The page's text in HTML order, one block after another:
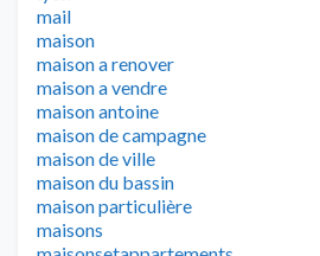
mail
maison
maison a renover
maison a vendre
maison antoine
maison de campagne
maison de ville
maison du bassin
maison particulière
maisons